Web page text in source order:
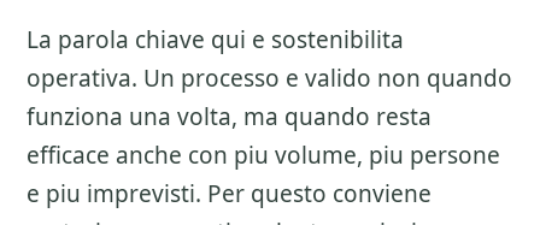
La parola chiave qui e sostenibilita
operativa. Un processo e valido non quando
funziona una volta, ma quando resta
efficace anche con piu volume, piu persone
e piu imprevisti. Per questo conviene